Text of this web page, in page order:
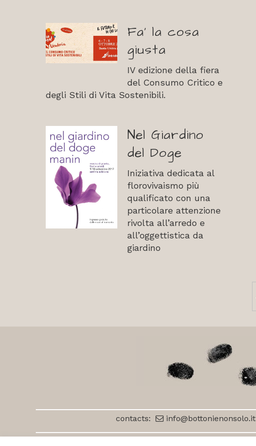
Fa’ la cosa
giusta
IV edizione della fiera
del Consumo Critico e
degli Stili di Vita Sostenibili.
Nel Giardino
del Doge
Iniziativa dedicata al
florovivaismo più
qualificato con una
particolare attenzione
rivolta all’arredo e
all’oggettistica da
giardino
contacts: info@bottonienonsolo.it